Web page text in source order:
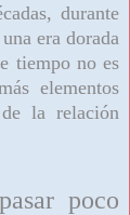
durante
era dorada
tiempo no es
elementos
la relación
poco